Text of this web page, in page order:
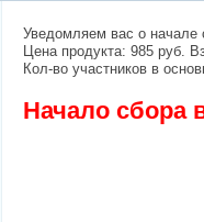
Уведомляем вас о начале
Цена продукта: 985 руб.
Кол-во участников в
Начало сбора